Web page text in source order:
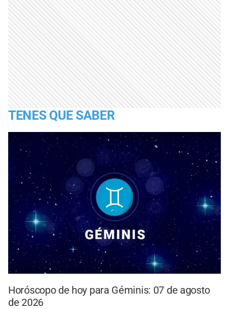
TENES QUE SABER
Horóscopo de hoy para Géminis: 07 de agosto
de 2026